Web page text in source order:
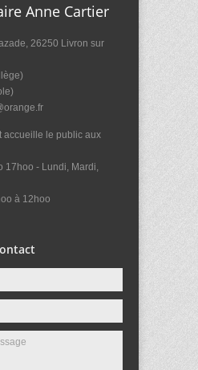
Anne Cartier
26250 Livron sur
accueille le public aux
17hoo - Lundi, Mardi,
à 12hoo